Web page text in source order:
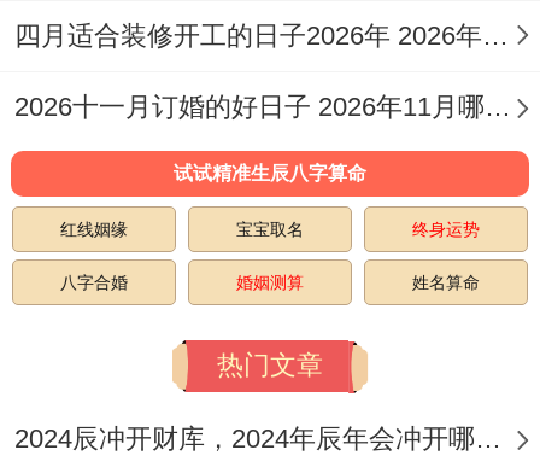
东 阴贵神：东南
梁，会亲友，安床，拆卸;挂匾;牧养,教牛
马。
今日所忌:嫁娶、安葬,行丧，破土 修坟
明堂黄道吉日；利于签约、祈福、安香火还
有机械安装、入宅等事，是日能量充沛；行
事顺遂！
四月适合装修开工的日子2026年 2026年四月份适合装修开工的黄道吉日
2026十一月订婚的好日子 2026年11月哪天订婚好
试试精准生辰八字算命
红线姻缘 宝宝取名 终身运势
八字合婚 婚姻测算 姓名算命
热门文章
2024辰冲开财库，2024年辰年会冲开哪些人的财库